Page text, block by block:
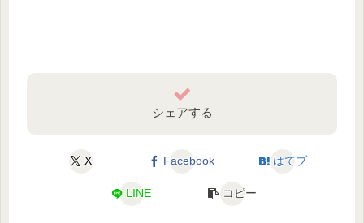
シェアする
X Facebook はてブ
LINE コピー